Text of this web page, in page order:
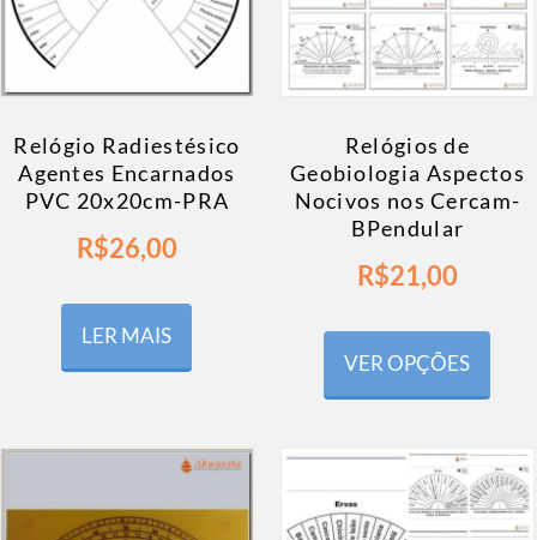
Relógio Radiestésico
Agentes Encarnados
PVC 20x20cm-PRA
R$26,00
LER MAIS
Relógios de
Geobiologia Aspectos
Nocivos nos Cercam-
BPendular
R$21,00
VER OPÇÕES